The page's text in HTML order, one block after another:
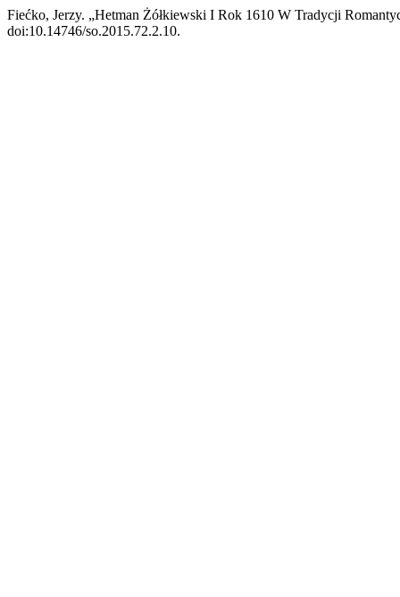
Fiećko, Jerzy. „Hetman Żółkiewski I Rok 1610 W Tradycji
doi:10.14746/so.2015.72.2.10.